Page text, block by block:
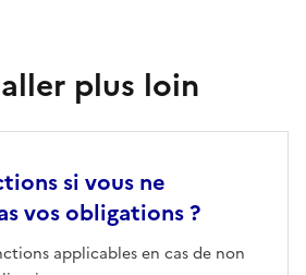
plus loin
si vous ne
vos obligations ?
applicables en cas de non